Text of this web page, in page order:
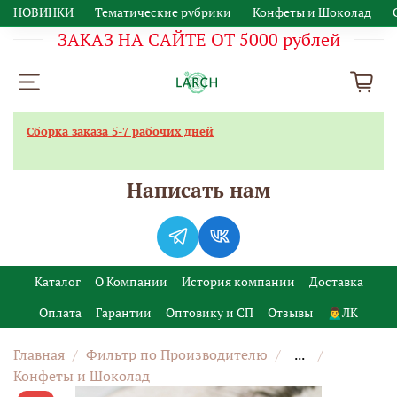
НОВИНКИ Тематические рубрики Конфеты и Шоколад
ЗАКАЗ НА САЙТЕ ОТ 5000 рублей
Каталог О Компании История компании
Доставка
Оплата
Гарантии Оптовику и СП Отзывы 🙍‍♂️ЛК
Главная Фильтр по Производителю
...
Конфеты и Шоколад
Сборка заказа 5-7 рабочих дней
Написать нам